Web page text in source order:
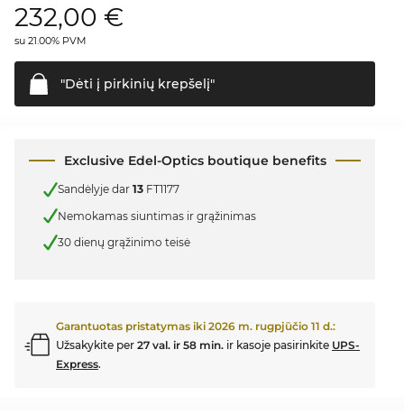
232,00 €
su 21.00% PVM
"Dėti į pirkinių krepšelį"
Exclusive Edel-Optics boutique benefits
Sandėlyje dar 13 FT1177
Nemokamas siuntimas ir grąžinimas
30 dienų grąžinimo teisė
Garantuotas pristatymas iki 2026 m. rugpjūčio 11 d.:
Užsakykite per 27 val. ir 58 min. ir kasoje pasirinkite UPS-
Express.